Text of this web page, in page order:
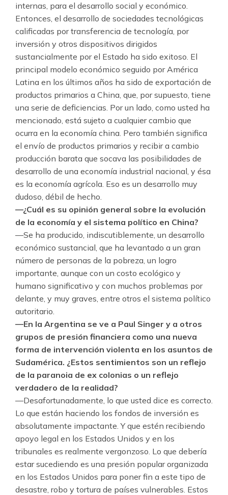
internas, para el desarrollo social y económico.
Entonces, el desarrollo de sociedades tecnológicas
calificadas por transferencia de tecnología, por
inversión y otros dispositivos dirigidos
sustancialmente por el Estado ha sido exitoso. El
principal modelo económico seguido por América
Latina en los últimos años ha sido de exportación de
productos primarios a China, que, por supuesto, tiene
una serie de deficiencias. Por un lado, como usted ha
mencionado, está sujeto a cualquier cambio que
ocurra en la economía china. Pero también significa
el envío de productos primarios y recibir a cambio
producción barata que socava las posibilidades de
desarrollo de una economía industrial nacional, y ésa
es la economía agrícola. Eso es un desarrollo muy
dudoso, débil de hecho.
—¿Cuál es su opinión general sobre la evolución
de la economía y el sistema político en China?
—Se ha producido, indiscutiblemente, un desarrollo
económico sustancial, que ha levantado a un gran
número de personas de la pobreza, un logro
importante, aunque con un costo ecológico y
humano significativo y con muchos problemas por
delante, y muy graves, entre otros el sistema político
autoritario.
—En la Argentina se ve a Paul Singer y a otros
grupos de presión financiera como una nueva
forma de intervención violenta en los asuntos de
Sudamérica. ¿Estos sentimientos son un reflejo
de la paranoia de ex colonias o un reflejo
verdadero de la realidad?
—Desafortunadamente, lo que usted dice es correcto.
Lo que están haciendo los fondos de inversión es
absolutamente impactante. Y que estén recibiendo
apoyo legal en los Estados Unidos y en los
tribunales es realmente vergonzoso. Lo que debería
estar sucediendo es una presión popular organizada
en los Estados Unidos para poner fin a este tipo de
desastre, robo y tortura de países vulnerables. Estos